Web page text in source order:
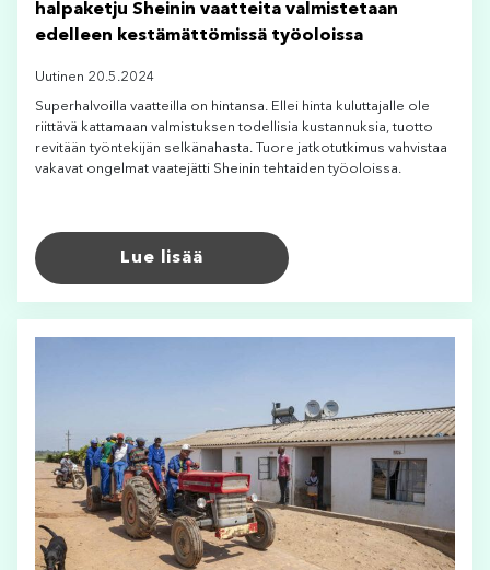
halpaketju Sheinin vaatteita valmistetaan
edelleen kestämättömissä työoloissa
Uutinen 20.5.2024
Superhalvoilla vaatteilla on hintansa. Ellei hinta kuluttajalle ole
riittävä kattamaan valmistuksen todellisia kustannuksia, tuotto
revitään työntekijän selkänahasta. Tuore jatkotutkimus vahvistaa
vakavat ongelmat vaatejätti Sheinin tehtaiden työoloissa.
Lue lisää